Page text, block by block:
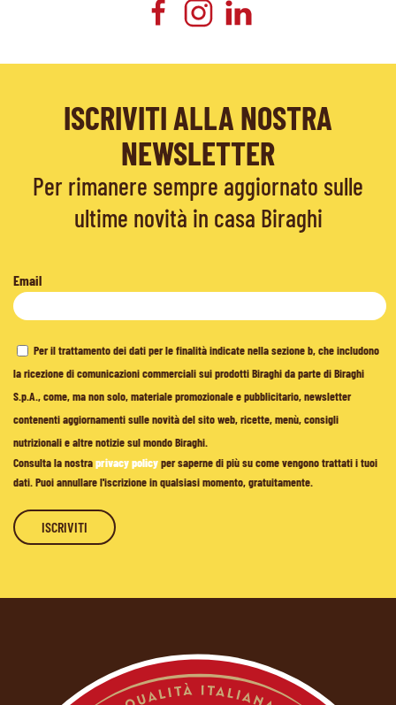
ISCRIVITI ALLA NOSTRA
NEWSLETTER
Per rimanere sempre aggiornato sulle
ultime novità in casa Biraghi
Email
Per il trattamento dei dati per le finalità indicate nella sezione b, che includono
la ricezione di comunicazioni commerciali sui prodotti Biraghi da parte di Biraghi
S.p.A., come, ma non solo, materiale promozionale e pubblicitario, newsletter
contenenti aggiornamenti sulle novità del sito web, ricette, menù, consigli
nutrizionali e altre notizie sul mondo Biraghi.
Consulta la nostraprivacy policyper saperne di più su come vengono trattati i tuoi
dati. Puoi annullare l'iscrizione in qualsiasi momento, gratuitamente.